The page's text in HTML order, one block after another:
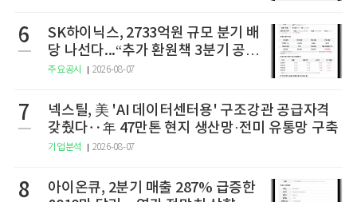
6
SK하이닉스, 2733억원 규모 분기 배
당 나선다...“추가 환원책 3분기 공
개”
주요공시 2026-08-07
7
넥스틸, 美 'AI 데이터센터용' 구조강관 공급자격
갖췄다‥年 47만톤 현지 생산망·전미 유통망 구축
기업분석 2026-08-07
8
아이온큐, 2분기 매출 287% 급증한